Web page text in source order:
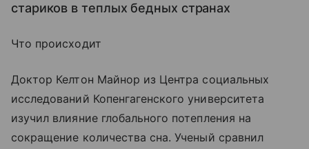
стариков в теплых бедных странах
Что происходит
Доктор Келтон Майнор из Центра социальных
исследований Копенгагенского университета
изучил влияние глобального потепления на
сокращение количества сна. Ученый сравнил